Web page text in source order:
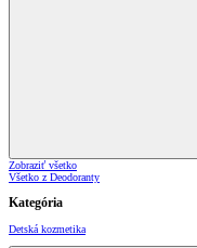
Zobraziť všetko
Všetko z Deodoranty
Kategória
Detská kozmetika